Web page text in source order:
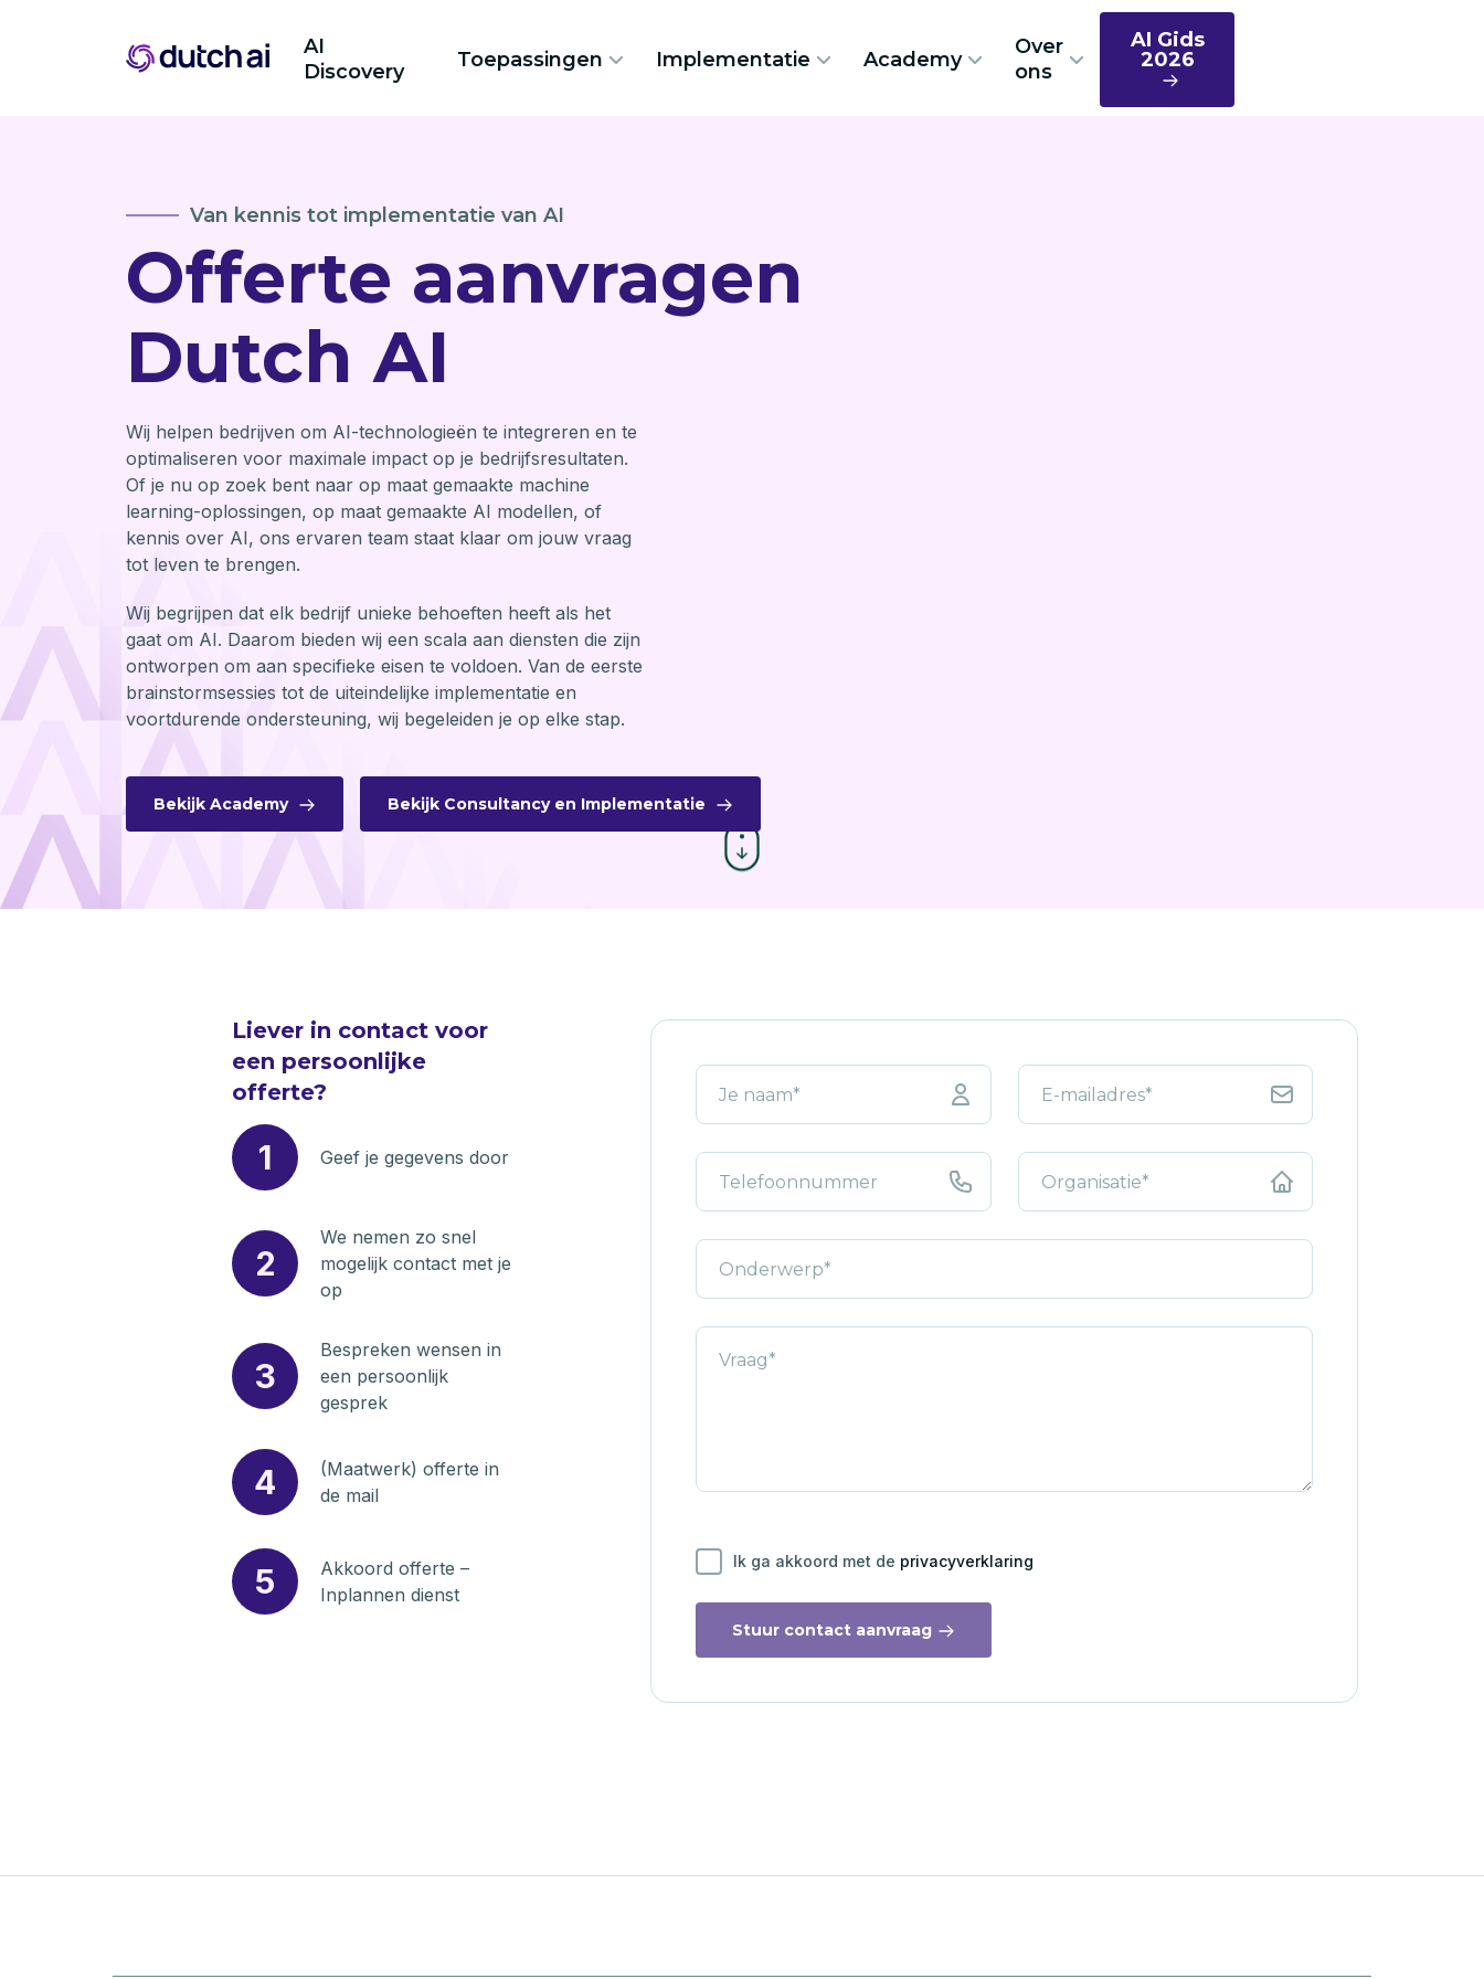
AI
Discovery
Toepassingen Implementatie Academy
Over
ons
AI Gids
2026
Van kennis tot implementatie van AI
Offerte aanvragen
Dutch AI
Wij helpen bedrijven om AI-technologieën te integreren en te
optimaliseren voor maximale impact op je bedrijfsresultaten.
Of je nu op zoek bent naar op maat gemaakte machine
learning-oplossingen, op maat gemaakte AI modellen, of
kennis over AI, ons ervaren team staat klaar om jouw vraag
tot leven te brengen.
Wij begrijpen dat elk bedrijf unieke behoeften heeft als het
gaat om AI. Daarom bieden wij een scala aan diensten die zijn
ontworpen om aan specifieke eisen te voldoen. Van de eerste
brainstormsessies tot de uiteindelijke implementatie en
voortdurende ondersteuning, wij begeleiden je op elke stap.
Bekijk Academy Bekijk Consultancy en Implementatie
Liever in contact voor
een persoonlijke
offerte?
1 Geef je gegevens door
2
We nemen zo snel
mogelijk contact met je
op
3
Bespreken wensen in
een persoonlijk
gesprek
4
(Maatwerk) offerte in
de mail
5
Akkoord offerte –
Inplannen dienst
Ik ga akkoord met de privacyverklaring
Stuur contact aanvraag